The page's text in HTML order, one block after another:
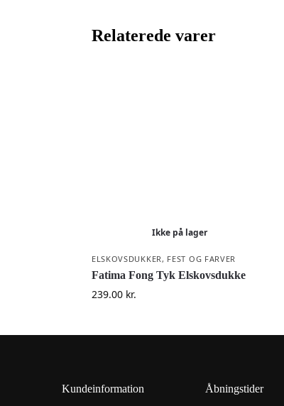
Relaterede varer
Ikke på lager
ELSKOVSDUKKER, FEST OG FARVER
Fatima Fong Tyk Elskovsdukke
239.00 kr.
Kundeinformation Åbningstider